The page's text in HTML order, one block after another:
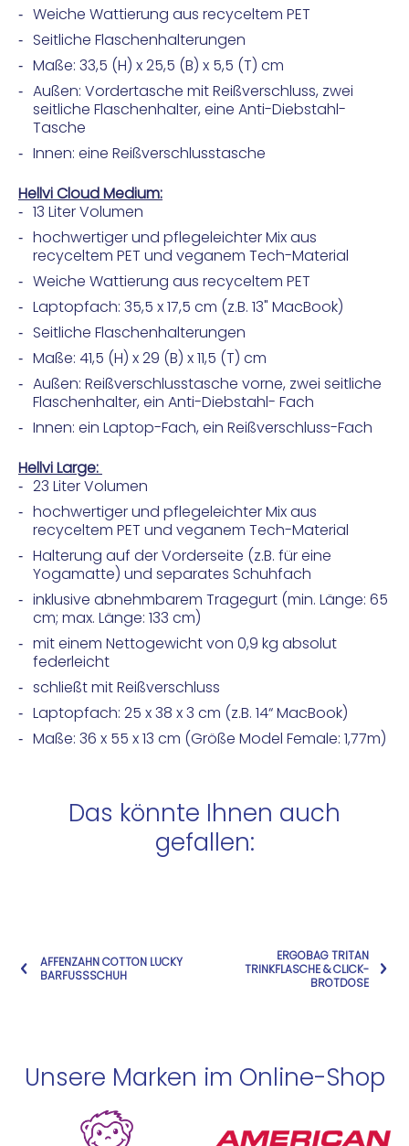
Weiche Wattierung aus recyceltem PET
Seitliche Flaschenhalterungen
Maße: 33,5 (H) x 25,5 (B) x 5,5 (T) cm
Außen: Vordertasche mit Reißverschluss, zwei
seitliche Flaschenhalter, eine Anti-Diebstahl-
Tasche
Innen: eine Reißverschlusstasche
Hellvi Cloud Medium:
13 Liter Volumen
hochwertiger und pflegeleichter Mix aus
recyceltem PET und veganem Tech-Material
Weiche Wattierung aus recyceltem PET
Laptopfach: 35,5 x 17,5 cm (z.B. 13" MacBook)
Seitliche Flaschenhalterungen
Maße: 41,5 (H) x 29 (B) x 11,5 (T) cm
Außen: Reißverschlusstasche vorne, zwei seitliche
Flaschenhalter, ein Anti-Diebstahl- Fach
Innen: ein Laptop-Fach, ein Reißverschluss-Fach
Hellvi Large:
23 Liter Volumen
hochwertiger und pflegeleichter Mix aus
recyceltem PET und veganem Tech-Material
Halterung auf der Vorderseite (z.B. für eine
Yogamatte) und separates Schuhfach
inklusive abnehmbarem Tragegurt (min. Länge: 65
cm; max. Länge: 133 cm)
mit einem Nettogewicht von 0,9 kg absolut
federleicht
schließt mit Reißverschluss
Laptopfach: 25 x 38 x 3 cm (z.B. 14“ MacBook)
Maße: 36 x 55 x 13 cm (Größe Model Female: 1,77m)
Das könnte Ihnen auch
gefallen:
AFFENZAHN COTTON LUCKY
BARFUSSSCHUH
ERGOBAG TRITAN
TRINKFLASCHE & CLICK-
BROTDOSE
Unsere Marken im Online-Shop